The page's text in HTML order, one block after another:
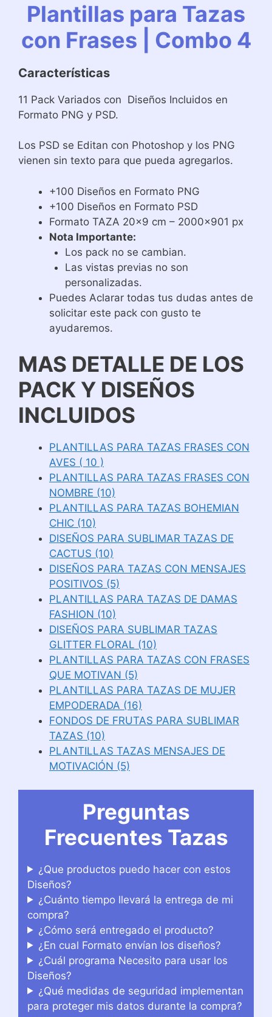
Plantillas para Tazas
con Frases | Combo 4
Características
11 Pack Variados con Diseños Incluidos en
Formato PNG y PSD.
Los PSD se Editan con Photoshop y los PNG
vienen sin texto para que pueda agregarlos.
+100 Diseños en Formato PNG
+100 Diseños en Formato PSD
Formato TAZA 20×9 cm – 2000×901 px
Nota Importante:
Los pack no se cambian.
Las vistas previas no son
personalizadas.
Puedes Aclarar todas tus dudas antes de
solicitar este pack con gusto te
ayudaremos.
MAS DETALLE DE LOS
PACK Y DISEÑOS
INCLUIDOS
PLANTILLAS PARA TAZAS FRASES CON
AVES ( 10 )
PLANTILLAS PARA TAZAS FRASES CON
NOMBRE (10)
PLANTILLAS PARA TAZAS BOHEMIAN
CHIC (10)
DISEÑOS PARA SUBLIMAR TAZAS DE
CACTUS (10)
DISEÑOS PARA TAZAS CON MENSAJES
POSITIVOS (5)
PLANTILLAS PARA TAZAS DE DAMAS
FASHION (10)
DISEÑOS PARA SUBLIMAR TAZAS
GLITTER FLORAL (10)
PLANTILLAS PARA TAZAS CON FRASES
QUE MOTIVAN (5)
PLANTILLAS PARA TAZAS DE MUJER
EMPODERADA (16)
FONDOS DE FRUTAS PARA SUBLIMAR
TAZAS (10)
PLANTILLAS TAZAS MENSAJES DE
MOTIVACIÓN (5)
Preguntas
Frecuentes Tazas
¿Que productos puedo hacer con estos
Diseños?
¿Cuánto tiempo llevará la entrega de mi
compra?
¿Cómo será entregado el producto?
¿En cual Formato envían los diseños?
¿Cuál programa Necesito para usar los
Diseños?
¿Qué medidas de seguridad implementan
para proteger mis datos durante la compra?